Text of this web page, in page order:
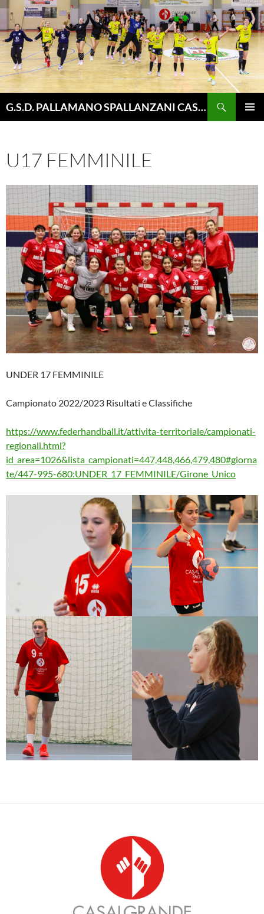
Vai
contenuto
G.S.D. PALLAMANO SPALLANZANI CASALGRANDE
U17 FEMMINILE
UNDER 17 FEMMINILE
Campionato 2022/2023 Risultati e Classifiche
https://www.federhandball.it/attivita-territoriale/campionati-
regionali.html?
id_area=1026&lista_campionati=447,448,466,479,480#giorna
te/447-995-680:UNDER_17_FEMMINILE/Girone_Unico